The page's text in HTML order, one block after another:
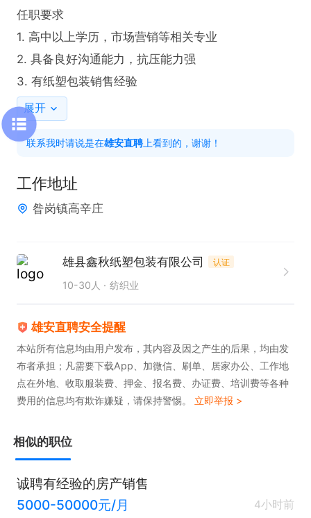
任职要求
1. 高中以上学历，市场营销等相关专业
2. 具备良好沟通能力，抗压能力强
3. 有纸塑包装销售经验
展开
联系我时请说是在雄安直聘 上看到的，谢谢！
工作地址
昝岗镇高辛庄
雄县鑫秋纸塑包装有限公司 认证
10-30人 纺织业
雄安直聘安全提醒
本站所有信息均由用户发布，其内容及因之产生的后果，均由发
布者承担；凡需要下载App、加微信、刷单、居家办公、工作地
点在外地、收取服装费、押金、报名费、办证费、培训费等各种
费用的信息均有欺诈嫌疑，请保持警惕。 立即举报 >
相似的职位
诚聘有经验的房产销售
5000-50000元/月
4小时前